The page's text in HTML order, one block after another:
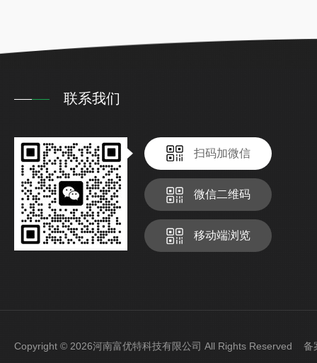
联系我们
扫码加微信
微信二维码
移动端浏览
Copyright © 2026河南富优特科技有限公司 All Rights Reserved 备